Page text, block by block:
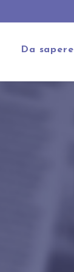
Da sapere